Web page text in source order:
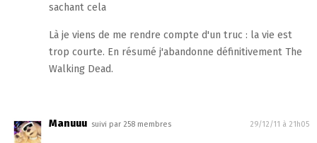
sachant cela
Là je viens de me rendre compte d'un truc : la vie est
trop courte. En résumé j'abandonne définitivement The
Walking Dead.
Manuuu suivi par 258 membres 29/12/11 à 21h05